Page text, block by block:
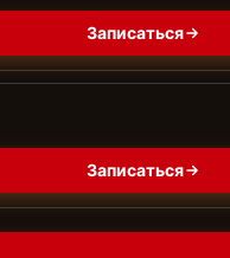
Записаться
Записаться